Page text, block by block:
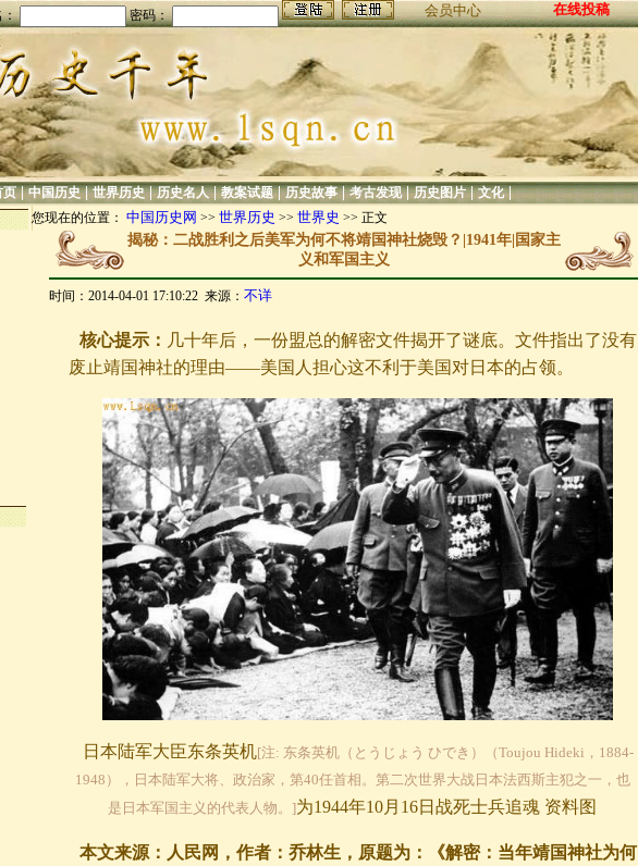
： 密码： 会员中心 在线投稿
页|中国历史|世界历史|历史名人|教案试题|历史故事|考古发现|历史图片|文化|
您现在的位置： 中国历史网 >> 世界历史 >> 世界史 >> 正文
揭秘：二战胜利之后美军为何不将靖国神社烧毁？|1941年|国家主
义和军国主义
时间：2014-04-01 17:10:22 来源： 不详
核心提示： 几十年后，一份盟总的解密文件揭开了谜底。文件指出了没有
废止靖国神社的理由——美国人担心这不利于美国对日本的占领。
日本陆军大臣东条英机[注: 东条英机（とうじょう ひでき）（Toujou Hideki，1884-
1948），日本陆军大将、政治家，第40任首相。第二次世界大战日本法西斯主犯之一，也
是日本军国主义的代表人物。]为1944年10月16日战死士兵追魂 资料图
本文来源：人民网，作者：乔林生，原题为：《解密：当年靖国神社为何